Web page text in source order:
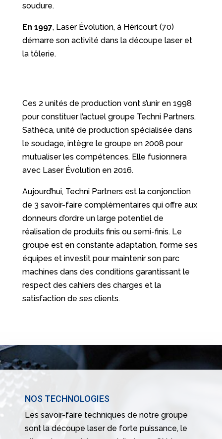
soudure.
En 1997, Laser Évolution, à Héricourt (70)
démarre son activité dans la découpe laser et
la tôlerie.
Ces 2 unités de production vont s’unir en 1998
pour constituer l’actuel groupe Techni Partners.
Sathéca, unité de production spécialisée dans
le soudage, intègre le groupe en 2008 pour
mutualiser les compétences. Elle fusionnera
avec Laser Évolution en 2016.
Aujourd’hui, Techni Partners est la conjonction
de 3 savoir-faire complémentaires qui offre aux
donneurs d’ordre un large potentiel de
réalisation de produits finis ou semi-finis. Le
groupe est en constante adaptation, forme ses
équipes et investit pour maintenir son parc
machines dans des conditions garantissant le
respect des cahiers des charges et la
satisfaction de ses clients.
NOS TECHNOLOGIES
Les savoir-faire techniques de notre groupe
sont la découpe laser de forte puissance, le